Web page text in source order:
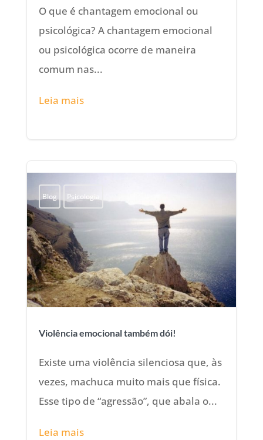
O que é chantagem emocional ou
psicológica? A chantagem emocional
ou psicológica ocorre de maneira
comum nas...
Leia mais
Blog Psicologia
Violência emocional também dói!
Existe uma violência silenciosa que, às
vezes, machuca muito mais que física.
Esse tipo de “agressão”, que abala o...
Leia mais